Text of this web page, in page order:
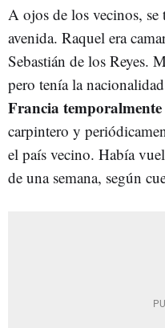
A ojos de los vecinos, se
avenida. Raquel era
Sebastián de los Reyes.
pero tenía la
Francia temporalmente
carpintero y
el país vecino. Había
de una semana, según